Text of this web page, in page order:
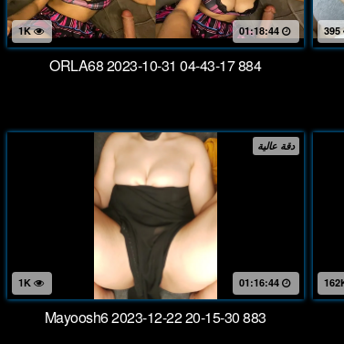
1K 01:18:44
ORLA68 2023-10-31 04-43-17 884
395
دقة عالية
01:16:44
Mayoosh6 2023-12-22 20-15-30 883